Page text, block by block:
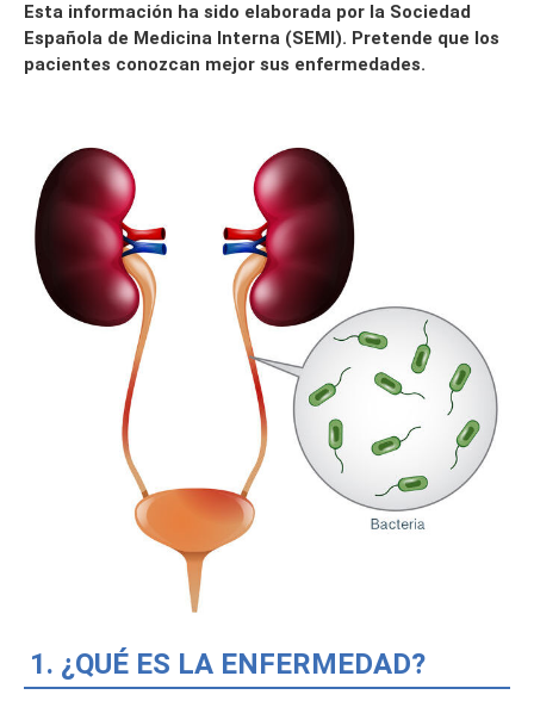
Esta información ha sido elaborada por la Sociedad
Española de Medicina Interna (SEMI). Pretende que los
pacientes conozcan mejor sus enfermedades.
1. ¿QUÉ ES LA ENFERMEDAD?